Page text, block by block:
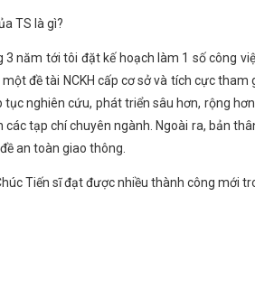
TS là gì?
3 năm tới tôi đặt kế hoạch làm 1 số công
đề tài NCKH cấp cơ sở và tích cực tham
nghiên cứu, phát triển sâu hơn, rộng
các tạp chí chuyên ngành. Ngoài ra, bản
an toàn giao thông.
Tiến sĩ đạt được nhiều thành công mới